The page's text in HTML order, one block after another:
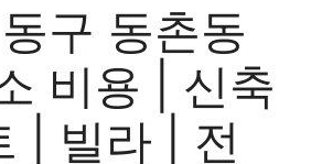
구 동촌동
비용 | 신축
| 빌라 | 전